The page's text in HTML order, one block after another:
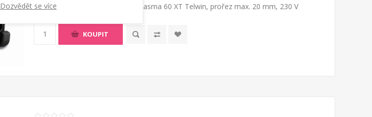
Plazmová řezačka Technology plasma 60 XT Telwin, prořez max. 20 mm, 230 V
KOUPIT
Dozvědět se více